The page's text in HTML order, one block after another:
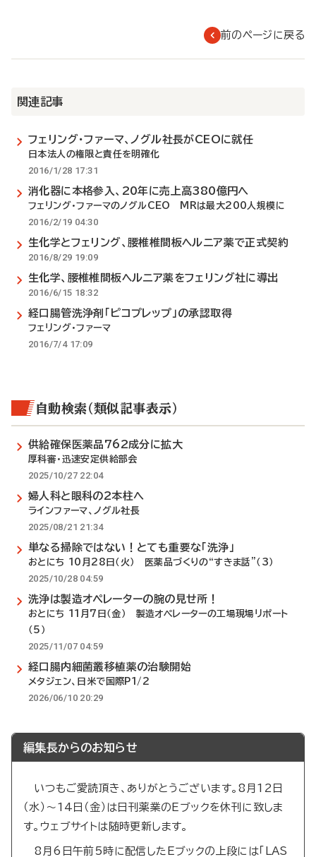
前のページに戻る
関連記事
フェリング・ファーマ、ノグル社長がCEOに就任
日本法人の権限と責任を明確化
2016/1/28 17:31
消化器に本格参入、20年に売上高380億円へ
フェリング・ファーマのノグルCEO MRは最大200人規模に
2016/2/19 04:30
生化学とフェリング、腰椎椎間板ヘルニア薬で正式契約
2016/8/29 19:09
生化学、腰椎椎間板ヘルニア薬をフェリング社に導出
2016/6/15 18:32
経口腸管洗浄剤「ピコプレップ」の承認取得
フェリング・ファーマ
2016/7/4 17:09
自動検索（類似記事表示）
供給確保医薬品762成分に拡大
厚科審・迅速安定供給部会
2025/10/27 22:04
婦人科と眼科の2本柱へ
ラインファーマ、ノグル社長
2025/08/21 21:34
単なる掃除ではない！とても重要な「洗浄」
おとにち 10月28日（火） 医薬品づくりの“すきま話”（3）
2025/10/28 04:59
洗浄は製造オペレーターの腕の見せ所！
おとにち 11月7日（金） 製造オペレーターの工場現場リポート
（5）
2025/11/07 04:59
経口腸内細菌叢移植薬の治験開始
メタジェン、日米で国際P1/2
2026/06/10 20:29
編集長からのお知らせ
いつもご愛読頂き、ありがとうございます。8月12日
（水）～14日（金）は日刊薬業のEブックを休刊に致しま
す。ウェブサイトは随時更新します。
8月6日午前5時に配信したEブックの上段には「LAS